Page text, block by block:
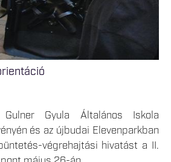
Gyula Általános Iskola
és az újbudai Elevenparkban
végrehajtási hivatást a II.